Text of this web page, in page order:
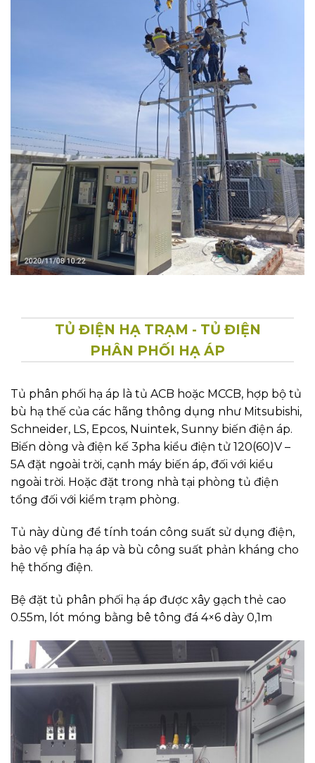
TỦ ĐIỆN HẠ TRẠM - TỦ ĐIỆN
PHÂN PHỐI HẠ ÁP
Tủ phân phối hạ áp là tủ ACB hoặc MCCB, hợp bộ tủ
bù hạ thế của các hãng thông dụng như Mitsubishi,
Schneider, LS, Epcos, Nuintek, Sunny biến điện áp.
Biến dòng và điện kế 3pha kiểu điện tử 120(60)V –
5A đặt ngoài trời, cạnh máy biến áp, đối với kiểu
ngoài trời. Hoặc đặt trong nhà tại phòng tủ điện
tổng đối với kiểm trạm phòng.
Tủ này dùng để tính toán công suất sử dụng điện,
bảo vệ phía hạ áp và bù công suất phản kháng cho
hệ thống điện.
Bệ đặt tủ phân phối hạ áp được xây gạch thẻ cao
0.55m, lót móng bằng bê tông đá 4×6 dày 0,1m